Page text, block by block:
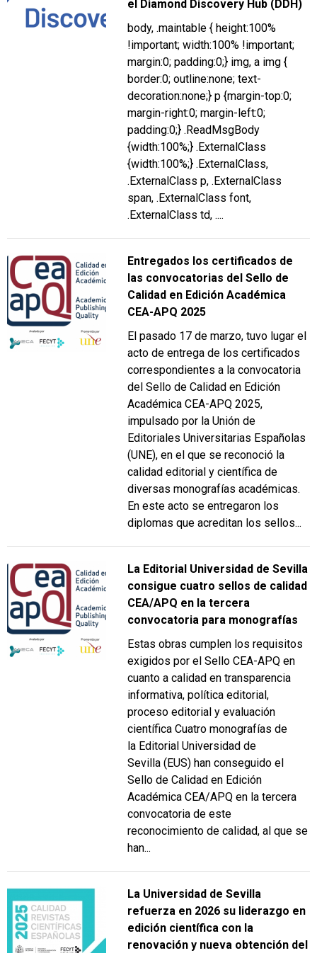
el Diamond Discovery Hub (DDH)
body, .maintable { height:100%
!important; width:100% !important;
margin:0; padding:0;} img, a img {
border:0; outline:none; text-
decoration:none;} p {margin-top:0;
margin-right:0; margin-left:0;
padding:0;} .ReadMsgBody
{width:100%;} .ExternalClass
{width:100%;} .ExternalClass,
.ExternalClass p, .ExternalClass
span, .ExternalClass font,
.ExternalClass td, ....
Entregados los certificados de
las convocatorias del Sello de
Calidad en Edición Académica
CEA-APQ 2025
El pasado 17 de marzo, tuvo lugar el
acto de entrega de los certificados
correspondientes a la convocatoria
del Sello de Calidad en Edición
Académica CEA-APQ 2025,
impulsado por la Unión de
Editoriales Universitarias Españolas
(UNE), en el que se reconoció la
calidad editorial y científica de
diversas monografías académicas.
En este acto se entregaron los
diplomas que acreditan los sellos...
La Editorial Universidad de Sevilla
consigue cuatro sellos de calidad
CEA/APQ en la tercera
convocatoria para monografías
Estas obras cumplen los requisitos
exigidos por el Sello CEA-APQ en
cuanto a calidad en transparencia
informativa, política editorial,
proceso editorial y evaluación
científica Cuatro monografías de
la Editorial Universidad de
Sevilla (EUS) han conseguido el
Sello de Calidad en Edición
Académica CEA/APQ en la tercera
convocatoria de este
reconocimiento de calidad, al que se
han...
La Universidad de Sevilla
refuerza en 2026 su liderazgo en
edición científica con la
renovación y nueva obtención del